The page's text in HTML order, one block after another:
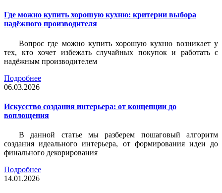
Где можно купить хорошую кухню: критерии выбора
надёжного производителя
Вопрос где можно купить хорошую кухню возникает у
тех, кто хочет избежать случайных покупок и работать с
надёжным производителем
Подробнее
06.03.2026
Искусство создания интерьера: от концепции до
воплощения
В данной статье мы разберем пошаговый алгоритм
создания идеального интерьера, от формирования идеи до
финального декорирования
Подробнее
14.01.2026